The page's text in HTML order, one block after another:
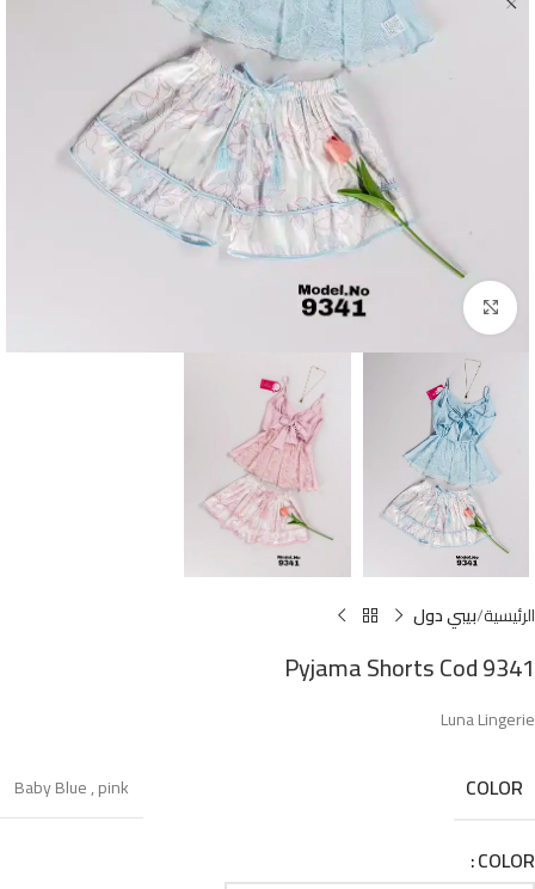
Click to enlarge
الرئيسية بيبي دول
Pyjama Shorts Cod 9341
Luna Lingerie
COLOR
Baby Blue,pink
COLOR